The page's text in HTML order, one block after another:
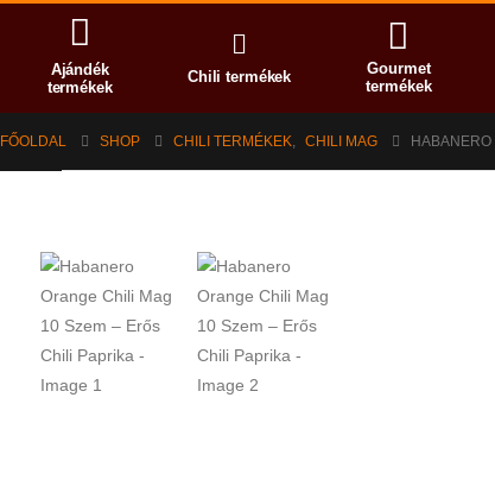
Ajándék
termékek
Chili termékek
Gourmet
termékek
FŐOLDAL SHOP CHILI TERMÉKEK, CHILI MAG